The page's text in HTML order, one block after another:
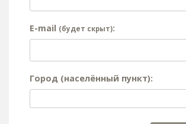
E-mail (будет скрыт):
Город (населённый пункт):